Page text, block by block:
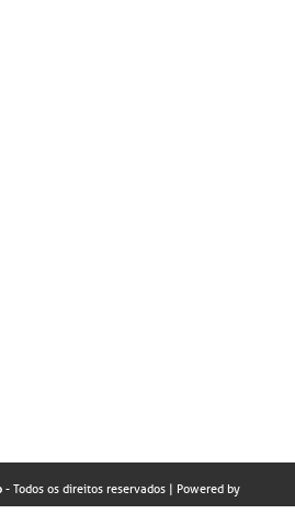
- Todos os direitos reservados| Powered by